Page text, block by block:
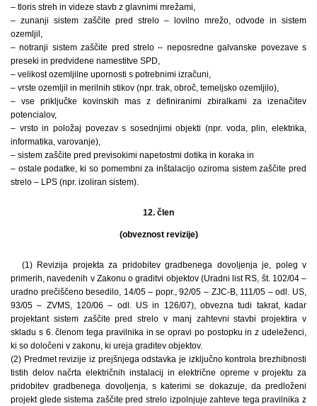
– tloris streh in videze stavb z glavnimi mrežami,
– zunanji sistem zaščite pred strelo – lovilno mrežo, odvode in sistem
ozemljil,
– notranji sistem zaščite pred strelo – neposredne galvanske povezave s
preseki in predvidene namestitve SPD,
– velikost ozemljilne upornosti s potrebnimi izračuni,
– vrste ozemljil in merilnih stikov (npr. trak, obroč, temeljsko ozemljilo),
– vse priključke kovinskih mas z definiranimi zbiralkami za izenačitev
potencialov,
– vrsto in položaj povezav s sosednjimi objekti (npr. voda, plin, elektrika,
informatika, varovanje),
– sistem zaščite pred previsokimi napetostmi dotika in koraka in
– ostale podatke, ki so pomembni za inštalacijo oziroma sistem zaščite pred
strelo – LPS (npr. izoliran sistem).
12. člen
(obveznost revizije)
(1) Revizija projekta za pridobitev gradbenega dovoljenja je, poleg v
primerih, navedenih v Zakonu o graditvi objektov (Uradni list RS, št. 102/04 –
uradno prečiščeno besedilo, 14/05 – popr., 92/05 – ZJC-B, 111/05 – odl. US,
93/05 – ZVMS, 120/06 – odl. US in 126/07), obvezna tudi takrat, kadar
projektant sistem zaščite pred strelo v manj zahtevni stavbi projektira v
skladu s 6. členom tega pravilnika in se opravi po postopku in z udeleženci,
ki so določeni v zakonu, ki ureja graditev objektov.
(2) Predmet revizije iz prejšnjega odstavka je izključno kontrola brezhibnosti
tistih delov načrta električnih instalacij in električne opreme v projektu za
pridobitev gradbenega dovoljenja, s katerimi se dokazuje, da predloženi
projekt glede sistema zaščite pred strelo izpolnjuje zahteve tega pravilnika z